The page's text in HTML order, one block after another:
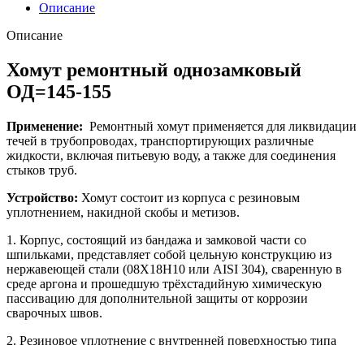
Описание
Описание
Хомут ремонтный однозамковый
ОД=145-155
Применение: Ремонтный хомут применяется для ликвидации
течей в трубопроводах, транспортирующих различные
жидкости, включая питьевую воду, а также для соединения
стыков труб.
Устройство: Хомут состоит из корпуса с резиновым
уплотнением, накидной скобы и метизов.
1. Корпус, состоящий из бандажа и замковой части со
шпильками, представляет собой цельную конструкцию из
нержавеющей стали (08Х18Н10 или AISI 304), сваренную в
среде аргона и прошедшую трёхстадийную химическую
пассивацию для дополнительной защиты от коррозии
сварочных швов.
2. Резиновое уплотнение с внутренней поверхностью типа